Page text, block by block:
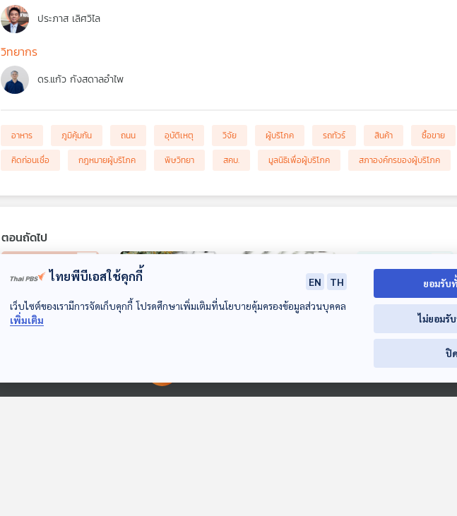
ประภาส เลิศวิไล
วิทยากร
ดร.แก้ว กังสดาลอำไพ
อาหาร ภูมิคุ้มกัน ถนน อุบัติเหตุ วิจัย ผู้บริโภค รถทัวร์ สินค้า ซื้อขาย
คิดก่อนเชื่อ
กฎหมายผู้บริโภค พิษวิทยา สคบ. มูลนิธิเพื่อผู้บริโภค สภาองค์กรของผู้บริโภค
ตอนถัดไป
ยืนยันจะแก้ไขปัญหา
ให้ผู้ใช้รถตามกำหนด
ภูมิคุ้มกัน
เสรี / ร้องตรวจสอบ
ทัวร์เถื่อนจ่ายเงินแต่
ภูมิคุ้มกัน
บริโภคเป็นตัวแทนผู้
บริโภคยื่นฟ้องบริษัท
ภูมิคุ้มกัน
58:23
ผู้บริโภคร้องซื้อบ้าน
น็อคดาวน์ จ่ายเงิน
แล้ว แต่กลับไม่ได้บ้าน
ภูมิคุ้มกัน
00:00:00
ไทยพีบีเอสใช้คุกกี้ EN
TH
เว็บไซต์ของเรามีการจัดเก็บคุกกี้ โปรดศึกษาเพิ่มเติมที่นโยบายคุ้มครองข้อมูลส่วนบุคคล
เพิ่มเติม
ยอมรับ
ไม่ยอมรั
ปิด